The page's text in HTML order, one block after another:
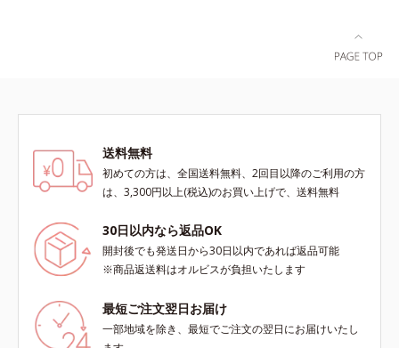
送料無料
初めての方は、全国送料無料、2回目以降のご利用の方
は、3,300円以上(税込)のお買い上げで、送料無料
30日以内なら返品OK
開封後でも発送日から30日以内であれば返品可能
※商品返送料はオルビスが負担いたします
最短ご注文翌日お届け
一部地域を除き、最短でご注文の翌日にお届けいたし